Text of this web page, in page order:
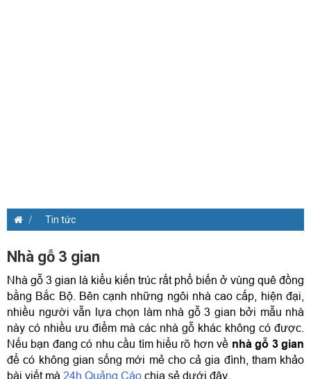
Tin tức
Nhà gỗ 3 gian
Nhà gỗ 3 gian là kiểu kiến trúc rất phổ biến ở vùng quê đồng
bằng Bắc Bộ. Bên cạnh những ngôi nhà cao cấp, hiện đại,
nhiều người vẫn lựa chọn làm nhà gỗ 3 gian bởi mẫu nhà
này có nhiều ưu điểm mà các nhà gỗ khác không có được.
Nếu bạn đang có nhu cầu tìm hiểu rõ hơn về nhà gỗ 3 gian
để có không gian sống mới mẻ cho cả gia đình, tham khảo
bài viết mà 24h Quảng Cáo chia sẻ dưới đây.